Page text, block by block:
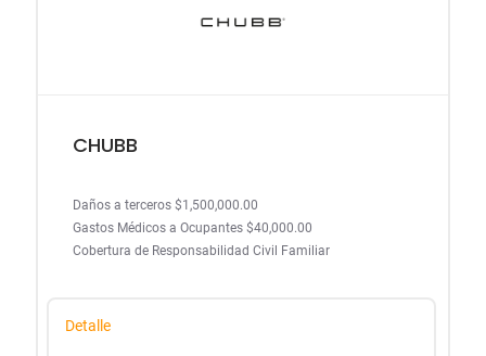
CHUBB
Daños a terceros $1,500,000.00
Gastos Médicos a Ocupantes $40,000.00
Cobertura de Responsabilidad Civil Familiar
Detalle